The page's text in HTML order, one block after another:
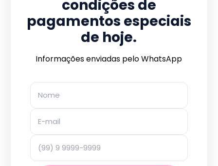
condições de
pagamentos especiais
de hoje.
Informações enviadas pelo WhatsApp